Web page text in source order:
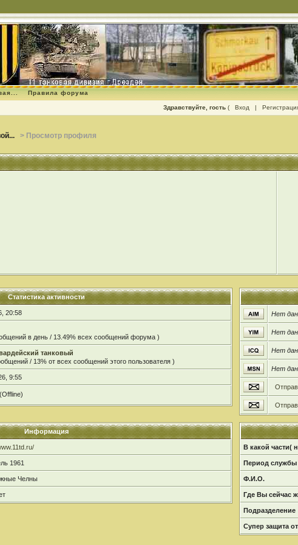
Правила форума
Здравствуйте, гость ( Вход |
> Просмотр профиля
Статистика активности
20:58
в день / 13.49% всех сообщений форума )
танковый
/ 13% от всех сообщений этого пользователя )
9:55
(Offline)
Нет
Нет
Нет
Нет
Информация
1961
Челны
В какой части(
Период службы
Ф.И.О.
Где Вы сейчас
Подразделение
Супер защита